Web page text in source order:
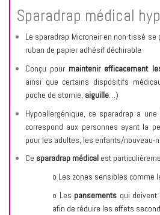
Sparadrap médical
Le sparadrap Microneir en non-tissé se
ruban de papier adhésif déchirable
Conçu pour maintenir efficacement
ainsi que certains dispositifs
poche de stomie, aiguille…)
Hypoallergénique, ce sparadrap a
correspond aux personnes ayant la
pour les adultes, les enfants/nouveau-
Ce sparadrap médical est
o Les zones sensibles comme
o Les pansements qui
afin de réduire les effets